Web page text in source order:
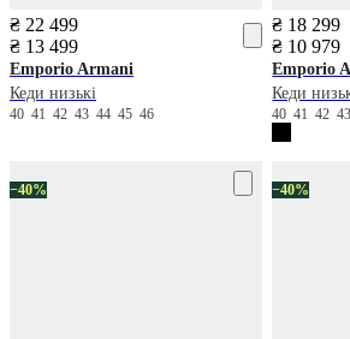
₴ 22 499
₴ 13 499
Emporio Armani
Кеди низькі
40 41 42 43 44 45 46
₴ 18 299
₴ 10 979
Emporio
Кеди
404142
−40% −40%